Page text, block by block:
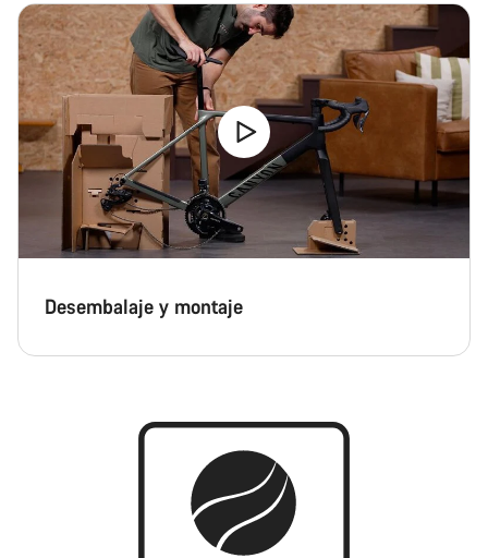
Desembalaje y montaje